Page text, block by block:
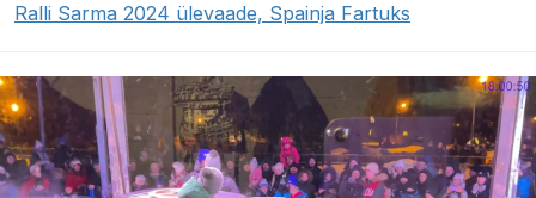
Ralli Sarma 2024 ülevaade, Spainja Fartuks